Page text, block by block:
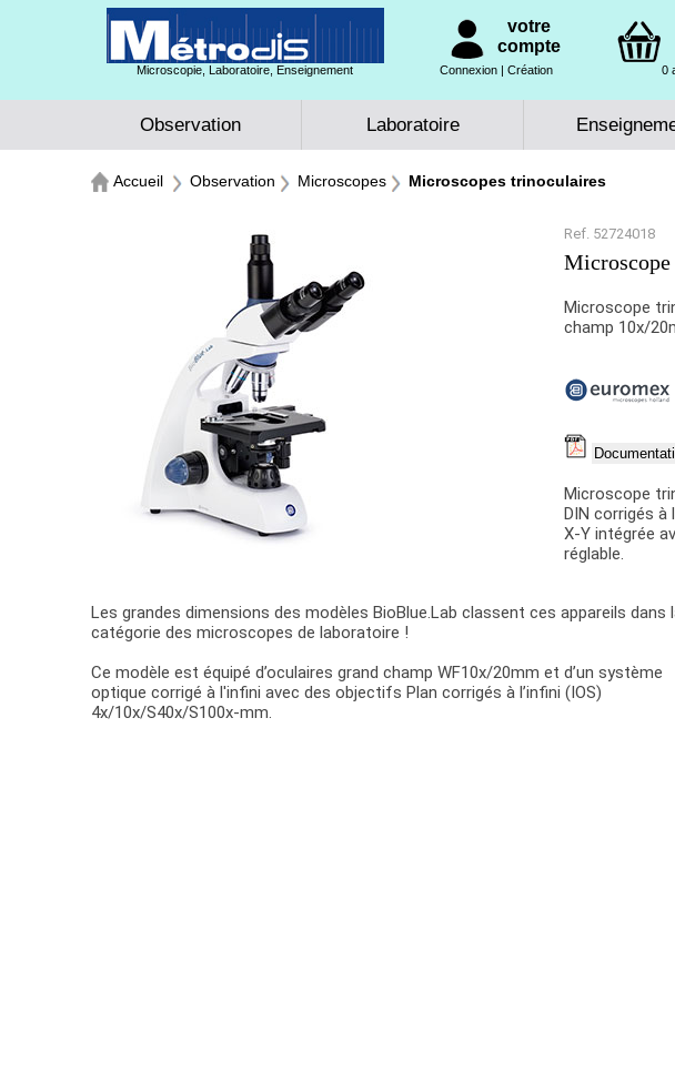
Microscopie, Laboratoire, Enseignement
votre
compte
Connexion | Création 0
Observation Laboratoire
Accueil Observation Microscopes Microscopes trinoculaires
Ref. 52724018
Microscope
champ 10x/
Microscope
DIN corrigés à
X-Y intégrée
réglable.
Les grandes dimensions des modèles BioBlue.Lab classent ces appareils dans
catégorie des microscopes de laboratoire !
Ce modèle est équipé d’oculaires grand champ WF10x/20mm et d’un système
optique corrigé à l'infini avec des objectifs Plan corrigés à l’infini (IOS)
4x/10x/S40x/S100x-mm.